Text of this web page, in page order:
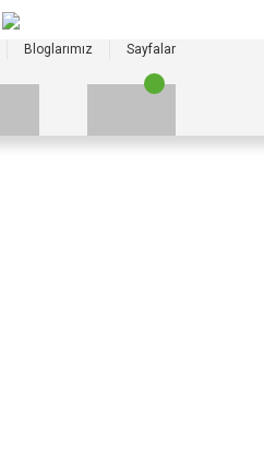
Bloglarımız Sayfalar